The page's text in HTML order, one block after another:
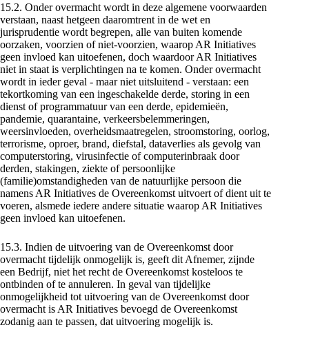
15.2. Onder overmacht wordt in deze algemene voorwaarden
verstaan, naast hetgeen daaromtrent in de wet en
jurisprudentie wordt begrepen, alle van buiten komende
oorzaken, voorzien of niet-voorzien, waarop AR Initiatives
geen invloed kan uitoefenen, doch waardoor AR Initiatives
niet in staat is verplichtingen na te komen. Onder overmacht
wordt in ieder geval - maar niet uitsluitend - verstaan: een
tekortkoming van een ingeschakelde derde, storing in een
dienst of programmatuur van een derde, epidemieën,
pandemie, quarantaine, verkeersbelemmeringen,
weersinvloeden, overheidsmaatregelen, stroomstoring, oorlog,
terrorisme, oproer, brand, diefstal, dataverlies als gevolg van
computerstoring, virusinfectie of computerinbraak door
derden, stakingen, ziekte of persoonlijke
(familie)omstandigheden van de natuurlijke persoon die
namens AR Initiatives de Overeenkomst uitvoert of dient uit te
voeren, alsmede iedere andere situatie waarop AR Initiatives
geen invloed kan uitoefenen.
15.3. Indien de uitvoering van de Overeenkomst door
overmacht tijdelijk onmogelijk is, geeft dit Afnemer, zijnde
een Bedrijf, niet het recht de Overeenkomst kosteloos te
ontbinden of te annuleren. In geval van tijdelijke
onmogelijkheid tot uitvoering van de Overeenkomst door
overmacht is AR Initiatives bevoegd de Overeenkomst
zodanig aan te passen, dat uitvoering mogelijk is.